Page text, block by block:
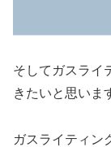
そしてガスライ
きたいと思いま
ガスライティン